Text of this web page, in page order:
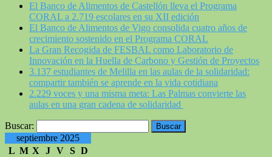
El Banco de Alimentos de Castellón lleva el Programa
CORAL a 2.719 escolares en su XII edición
El Banco de Alimentos de Vigo consolida cuatro años de
crecimiento sostenido en el Programa CORAL
La Gran Recogida de FESBAL como Laboratorio de
Innovación en la Huella de Carbono y Gestión de Proyectos
3.137 estudiantes de Melilla en las aulas de la solidaridad:
compartir también se aprende en la vida cotidiana
2.229 voces y una misma meta: Las Palmas convierte las
aulas en una gran cadena de solidaridad
Buscar:
septiembre 2025
L M X J V S D